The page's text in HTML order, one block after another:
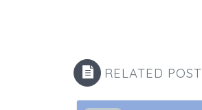
RELATED POST